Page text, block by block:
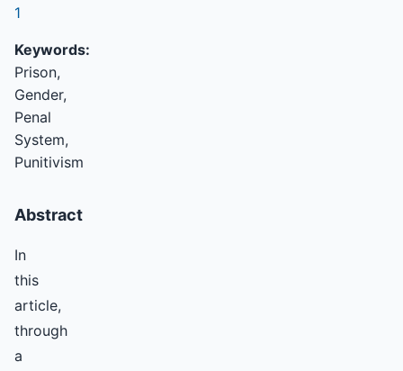
1
Keywords:
Prison,
Gender,
Penal
System,
Punitivism
Abstract
In
this
article,
through
a